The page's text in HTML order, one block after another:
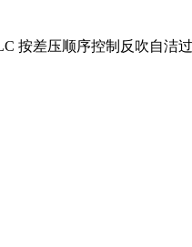
按差压顺序控制反吹自洁过